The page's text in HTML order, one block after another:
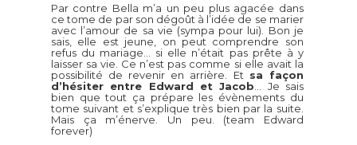
Par contre Bella m’a un peu plus agacée dans
ce tome de par son dégoût à l’idée de se marier
avec l’amour de sa vie (sympa pour lui). Bon je
sais, elle est jeune, on peut comprendre son
refus du mariage… si elle n’était pas prête à y
laisser sa vie. Ce n’est pas comme si elle avait la
possibilité de revenir en arrière. Et sa façon
d’hésiter entre Edward et Jacob ... Je sais
bien que tout ça prépare les évènements du
tome suivant et s’explique très bien par la suite.
Mais ça m’énerve. Un peu. (team Edward
forever)